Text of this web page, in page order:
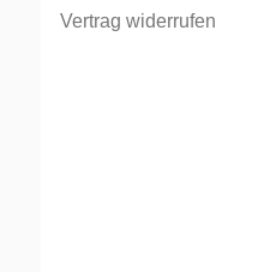
Vertrag widerrufen